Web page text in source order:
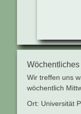
Wöchentliches
Wir treffen uns
wöchentlich
Ort: Universität